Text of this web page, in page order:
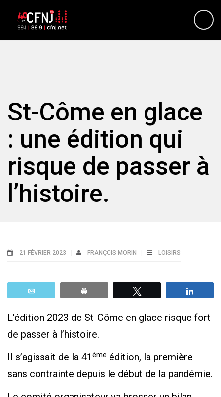
St-Côme en glace
: une édition qui
risque de passer à
l’histoire.
21 FÉVRIER 2023 FRANÇOIS MORIN LOISIRS
L’édition 2023 de St-Côme en glace risque fort
de passer à l’histoire.
Il s’agissait de la 41 ème édition, la première
sans contrainte depuis le début de la pandémie.